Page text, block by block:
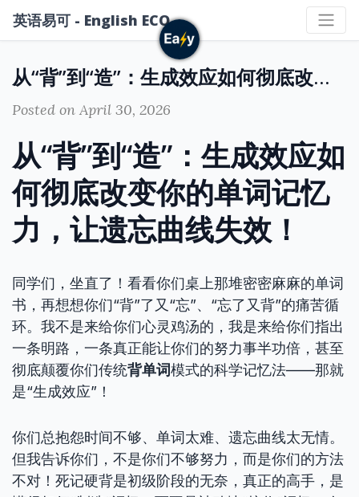
英语易可 - English ECO
从“背”到“造”：生成效应如何彻底改变你的单词记忆力，让遗忘曲线失效！
Posted on April 30, 2026
从“背”到“造”：生成效应如
何彻底改变你的单词记忆
力，让遗忘曲线失效！
同学们，坐直了！看看你们桌上那堆密密麻麻的单词
书，再想想你们“背”了又“忘”、“忘了又背”的痛苦循
环。我不是来给你们心灵鸡汤的，我是来给你们指出
一条明路，一条真正能让你们的努力事半功倍，甚至
彻底颠覆你们传统背单词模式的科学记忆法——那就
是“生成效应”！
你们总抱怨时间不够、单词太难、遗忘曲线太无情。
但我告诉你们，不是你们不够努力，而是你们的方法
不对！死记硬背是初级阶段的无奈，真正的高手，是